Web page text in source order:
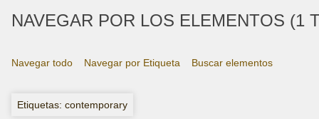
NAVEGAR POR LOS ELEMENTOS (1
Navegar todo Navegar por Etiqueta Buscar elementos
Etiquetas: contemporary